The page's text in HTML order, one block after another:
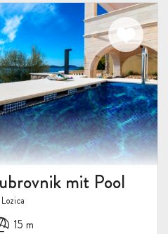
mit Pool
15 m